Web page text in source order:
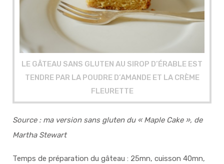
LE GÂTEAU SANS GLUTEN AU SIROP D’ÉRABLE EST
TENDRE PAR LA POUDRE D’AMANDE ET LA CRÈME
FLEURETTE
Source : ma version sans gluten du « Maple Cake », de
Martha Stewart
Temps de préparation du gâteau : 25mn, cuisson 40mn,